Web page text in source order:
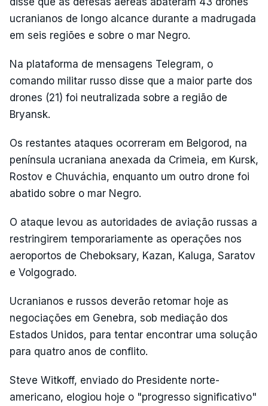
ucranianos de longo alcance durante a madrugada
em seis regiões e sobre o mar Negro.
Na plataforma de mensagens Telegram, o
comando militar russo disse que a maior parte dos
drones (21) foi neutralizada sobre a região de
Bryansk.
Os restantes ataques ocorreram em Belgorod, na
península ucraniana anexada da Crimeia, em Kursk,
Rostov e Chuváchia, enquanto um outro drone foi
abatido sobre o mar Negro.
O ataque levou as autoridades de aviação russas a
restringirem temporariamente as operações nos
aeroportos de Cheboksary, Kazan, Kaluga, Saratov
e Volgogrado.
Ucranianos e russos deverão retomar hoje as
negociações em Genebra, sob mediação dos
Estados Unidos, para tentar encontrar uma solução
para quatro anos de conflito.
Steve Witkoff, enviado do Presidente norte-
americano, elogiou hoje o "progresso significativo"